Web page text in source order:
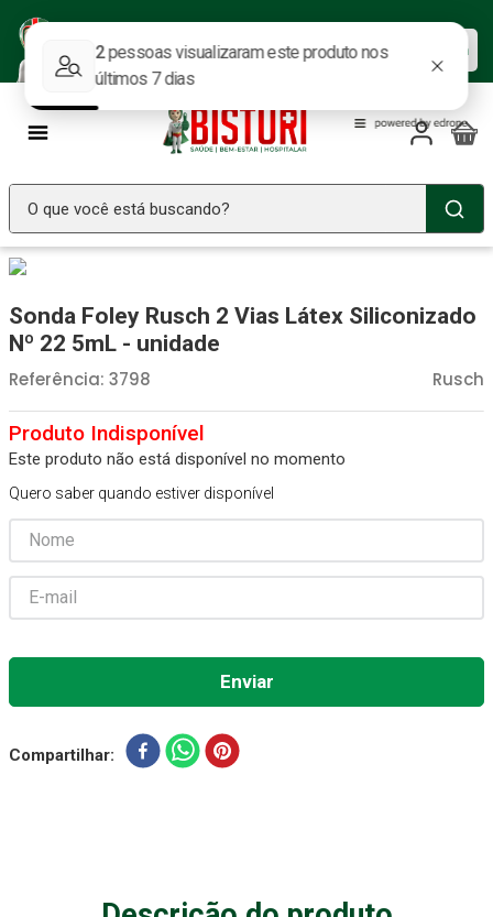
ofertas.
Baixar agora
O que você está buscando?
Sonda Foley Rusch 2 Vias Látex Siliconizado
Nº 22 5mL - unidade
Rusch
Referência: 3798
Este produto não está disponível no momento
Quero saber quando estiver disponível
Compartilhar
2º Fralda Geriatrica
3º Luva Latex
4º Estetoscopio Littmann
5º Aparelho Pressão
6 º Littmann
Absorvente Geriatrico
8º Gaze Esteril
9º